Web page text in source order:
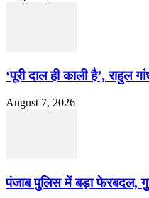
‘पूरी दाल ही काली है’, राहुल
August 7, 2026
पंजाब पुलिस में बड़ा फेरबदल,